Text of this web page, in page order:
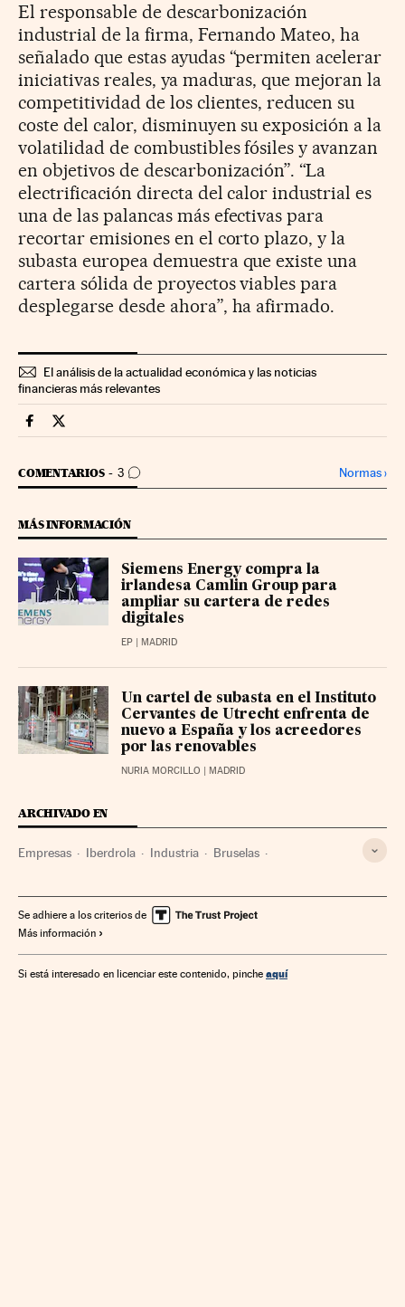
El responsable de descarbonización
industrial de la firma, Fernando Mateo, ha
señalado que estas ayudas “permiten acelerar
iniciativas reales, ya maduras, que mejoran la
competitividad de los clientes, reducen su
coste del calor, disminuyen su exposición a la
volatilidad de combustibles fósiles y avanzan
en objetivos de descarbonización”. “La
electrificación directa del calor industrial es
una de las palancas más efectivas para
recortar emisiones en el corto plazo, y la
subasta europea demuestra que existe una
cartera sólida de proyectos viables para
desplegarse desde ahora”, ha afirmado.
El análisis de la actualidad económica y las noticias
financieras más relevantes
Companias Cinco Días en Facebook
Companias Cinco Días en Twitter
COMENTARIOS 3
IR A LOS COMENTARIOS Normas›
MÁS INFORMACIÓN
Siemens Energy compra la
irlandesa Camlin Group para
ampliar su cartera de redes
digitales
EP | MADRID
Un cartel de subasta en el Instituto
Cervantes de Utrecht enfrenta de
nuevo a España y los acreedores
por las renovables
NURIA MORCILLO | MADRID
ARCHIVADO EN
Empresas Iberdrola Industria Bruselas
Energías renovables Emisión gases
Se adhiere a los criterios de
Más información
Si está interesado en licenciar este contenido, pinche aquí